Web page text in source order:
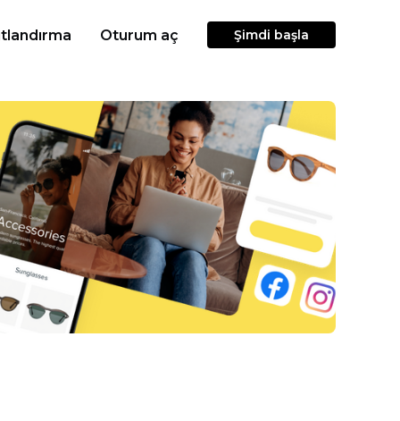
Oturum aç Şimdi başla